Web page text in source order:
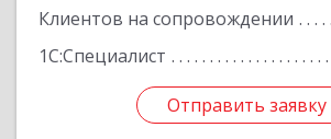
Клиентов на сопровождении
1С:Специалист
Отправить заявку
Отправить заявку